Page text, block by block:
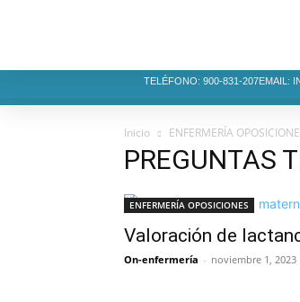
TELÉFONO: 900-831-207EMAIL:
Inicio ENFERMERÍA
PREGUNTAS
ENFERMERÍA OPOSICIONES
Valoración de
On-enfermería - noviembre 1, 2023